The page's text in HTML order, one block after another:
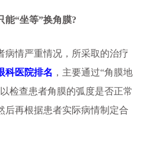
“坐等”换角膜?
情严重情况，所采取的治疗
科医院排名 ，主要通过“角膜地
检查患者角膜的弧度是否正常
后再根据患者实际病情制定合